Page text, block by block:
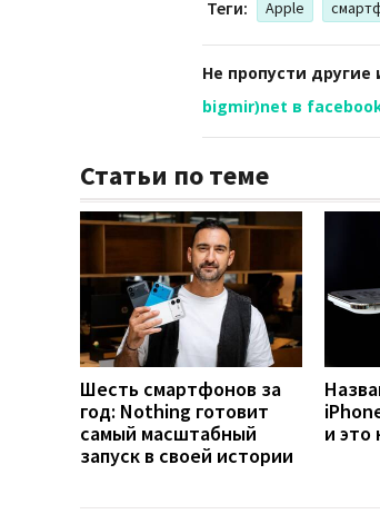
Теги: Apple
Не пропусти
bigmir)net в
Статьи по теме
Шесть смартфонов за
год: Nothing готовит
самый масштабный
запуск в своей истории
и это